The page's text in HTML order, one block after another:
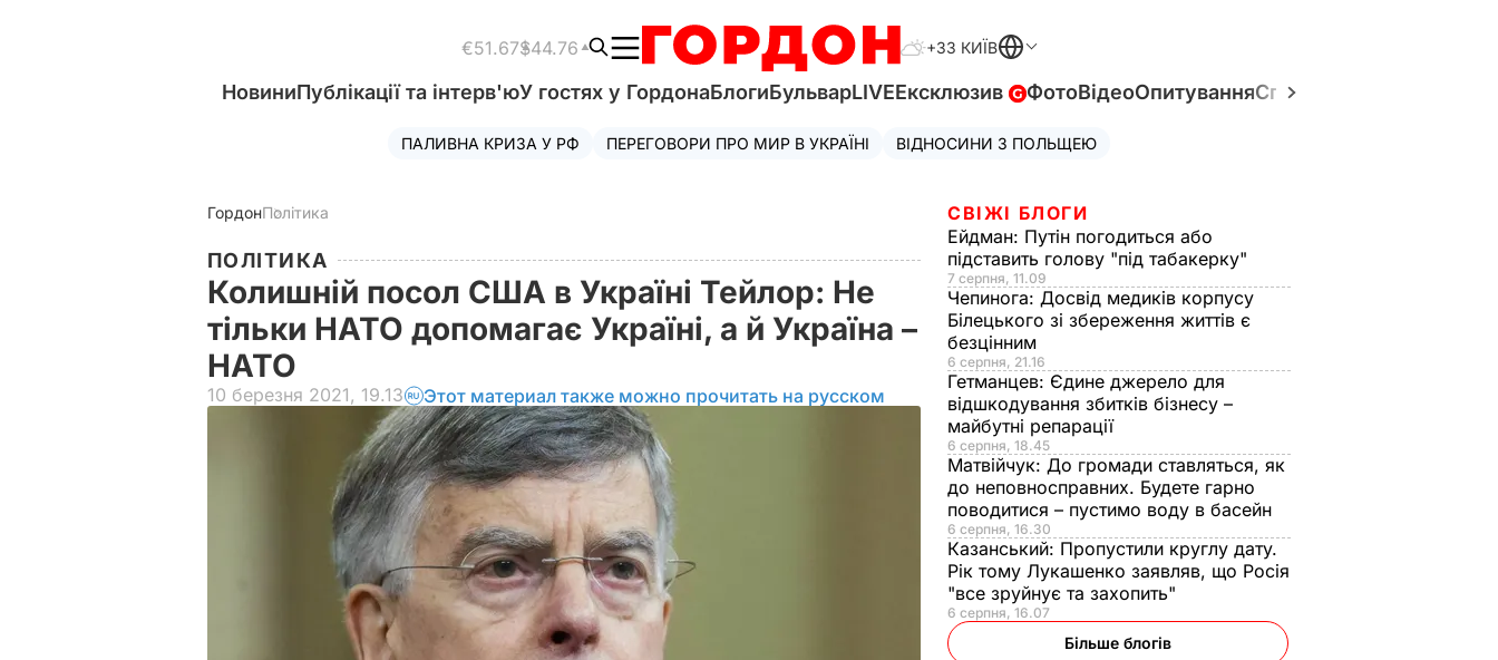
€51.67$44.76 +33 КИЇВ
НовиниПублікації та інтерв'юУ гостях у ГордонаБлогиБульварLIVEЕксклюзив ФотоВідеоОпитуванняСпецпроєкти
ПАЛИВНА КРИЗА У РФ ПЕРЕГОВОРИ ПРО МИР В УКРАЇНІ ВІДНОСИНИ З ПОЛЬЩЕЮ
ГордонПолітика
ПОЛІТИКА
Колишній посол США в Україні Тейлор: Не
тільки НАТО допомагає Україні, а й Україна –
НАТО
10 березня 2021, 19.13 Этот материал также можно прочитать на русском
СВІЖІ БЛОГИ
Ейдман: Путін погодиться або
підставить голову "під табакерку"
7 серпня, 11.09
Чепинога: Досвід медиків корпусу
Білецького зі збереження життів є
безцінним
6 серпня, 21.16
Гетманцев: Єдине джерело для
відшкодування збитків бізнесу –
майбутні репарації
6 серпня, 18.45
Матвійчук: До громади ставляться, як
до неповносправних. Будете гарно
поводитися – пустимо воду в басейн
6 серпня, 16.30
Казанський: Пропустили круглу дату.
Рік тому Лукашенко заявляв, що Росія
"все зруйнує та захопить"
6 серпня, 16.07
Більше блогів